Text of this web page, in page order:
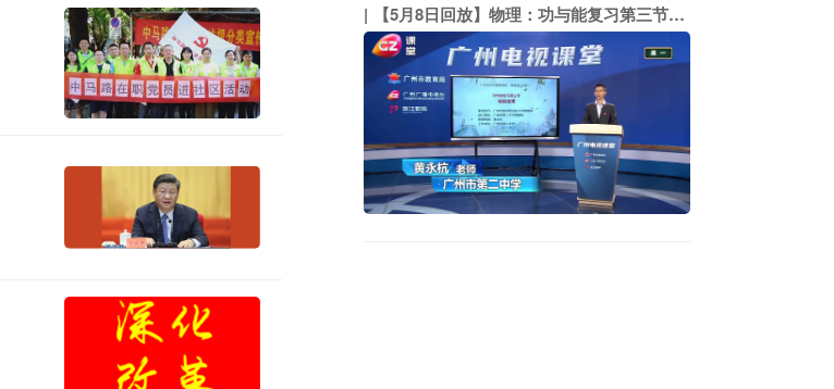
【5月8日回放】物理：功与能复习第三节：动能定理（市二中 黄永杭）